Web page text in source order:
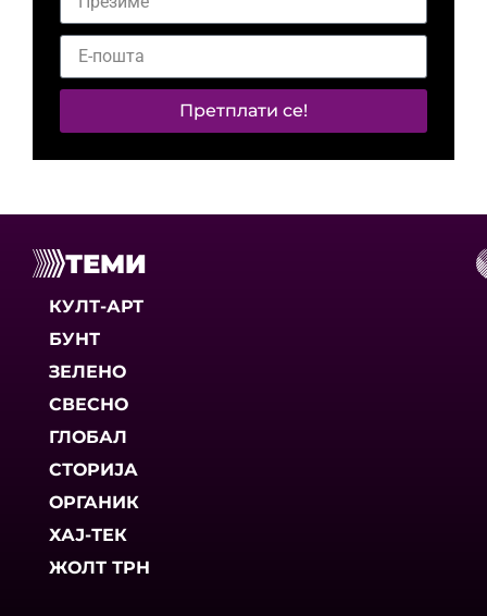
Претплати се!
ТЕМИ
КУЛТ-АРТ
БУНТ
ЗЕЛЕНО
СВЕСНО
ГЛОБАЛ
СТОРИЈА
ОРГАНИК
ХАЈ-ТЕК
ЖОЛТ ТРН